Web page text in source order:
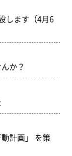
します（4月6
か？
計画」 を策